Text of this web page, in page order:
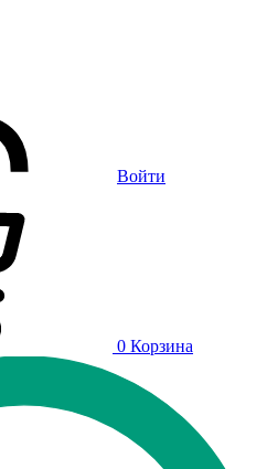
Войти
0 Корзина